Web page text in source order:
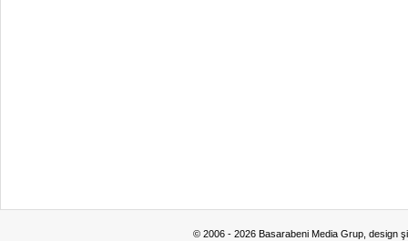
© 2006 - 2026 Basarabeni Media Grup, design